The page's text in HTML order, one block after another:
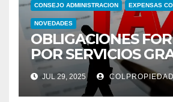
CONSEJO ADMINISTRACION EXPENSAS
NOVEDADES
OBLIGACIONES
POR SERVICIOS
CON IVA POR USO
COMUNES
JUL 29, 2025